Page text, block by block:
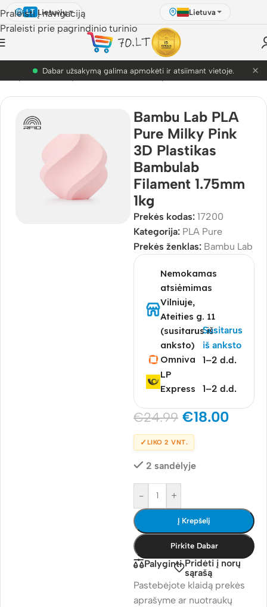
Praleisti į navigaciją
Praleisti prie pagrindinio turinio
LT Lietuvių Lietuva
PETG akcija! Dabar nuo 9.99€. ×
Spausdinimo plastikai/Bambu Lab plastikai/PLA Pure
Bambu Lab PLA
Pure Milky Pink
3D Plastikas
Bambulab
Filament 1.75mm
1kg
Prekės kodas: 17200
Kategorija: PLA Pure
Prekės ženklas: Bambu Lab
Nemokamas
atsiėmimas
Vilniuje,
Ateities g. 11
(susitarus iš
anksto)
Susitarus
iš anksto
Omniva
1–2 d.d.
LP
Express
1–2 d.d.
€24.99 €18.00
✓ LIKO 2 VNT.
2 sandėlyje
- +
Į Krepšelį
Pirkite Dabar
Palyginti Pridėti į norų
sąrašą
Pastebėjote klaidą prekės
aprašyme ar nuotraukų